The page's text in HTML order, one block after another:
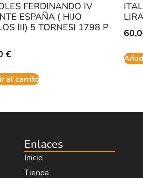
FERDINANDO IV
ESPAÑA ( HIJO
III) 5 TORNESI 1798 P
€
al carrito
Enlaces
Inicio
Tienda